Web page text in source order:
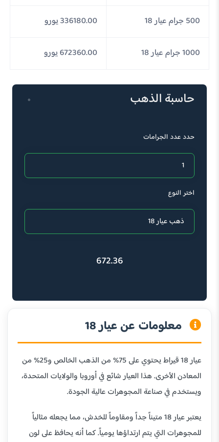
500 جرام عيار 18 336180.00 يورو
1000 جرام عيار 18 672360.00 يورو
حاسبة الذهب
حدد عدد الجرامات
اختر النوع
672.36
معلومات عن عيار 18
عيار 18 قيراط يحتوي على 75% من الذهب الخالص و25% من
المعادن الأخرى. هذا العيار شائع في أوروبا والولايات المتحدة،
ويستخدم في صناعة المجوهرات عالية الجودة.
يعتبر عيار 18 متيناً جداً ومقاوماً للخدش، مما يجعله مثالياً
للمجوهرات التي يتم ارتداؤها يومياً. كما أنه يحافظ على لون